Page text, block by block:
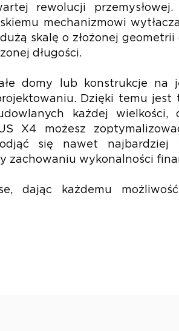
rewolucji przemysłowej.
mechanizmowi
skalę o złożonej
długości.
domy lub konstrukcje na
Dzięki temu jest
każdej wielkości,
X4 możesz
się nawet najbardziej
zachowaniu wykonalności
dając każdemu